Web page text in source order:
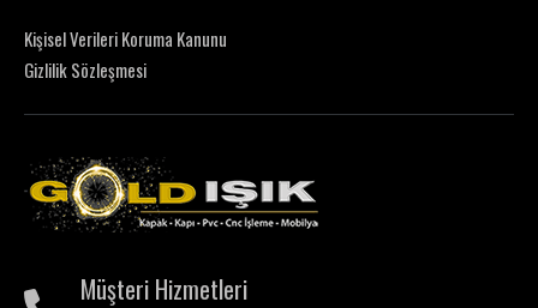
Kişisel Verileri Koruma Kanunu
Gizlilik Sözleşmesi
Müşteri Hizmetleri